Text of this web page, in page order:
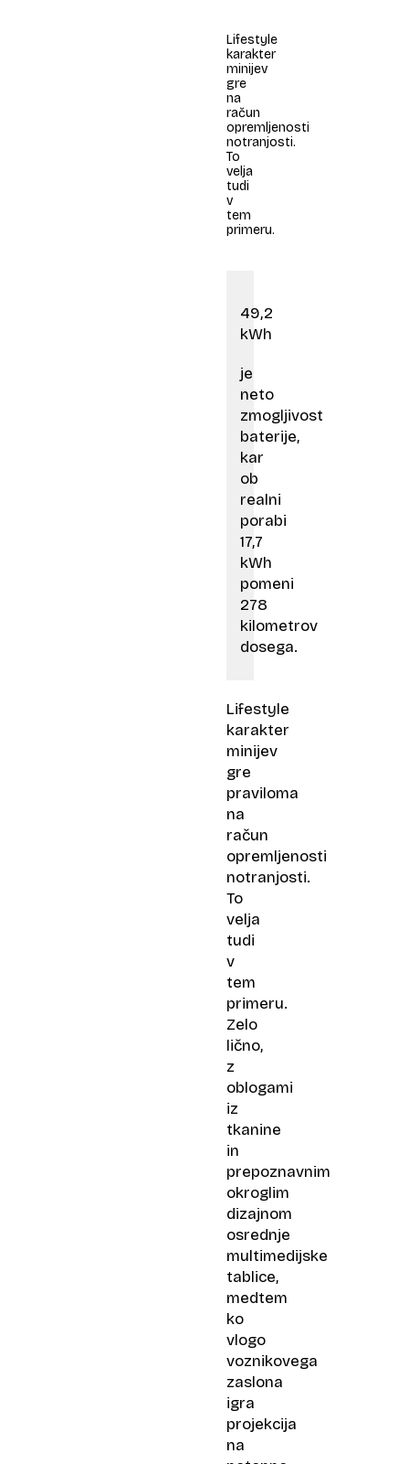
Lifestyle
karakter
minijev
gre
na
račun
opremljenosti
notranjosti.
To
velja
tudi
v
tem
primeru.
49,2
kWh
je
neto
zmogljivost
baterije,
kar
ob
realni
porabi
17,7
kWh
pomeni
278
kilometrov
dosega.
Lifestyle
karakter
minijev
gre
praviloma
na
račun
opremljenosti
notranjosti.
To
velja
tudi
v
tem
primeru.
Zelo
lično,
z
oblogami
iz
tkanine
in
prepoznavnim
okroglim
dizajnom
osrednje
multimedijske
tablice,
medtem
ko
vlogo
voznikovega
zaslona
igra
projekcija
na